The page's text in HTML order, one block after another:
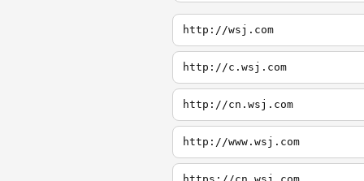
http://wsj.com
http://c.wsj.com
http://cn.wsj.com
http://www.wsj.com